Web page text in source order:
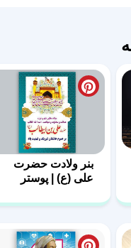
بنر ولادت حضرت
علی (ع) | پوستر